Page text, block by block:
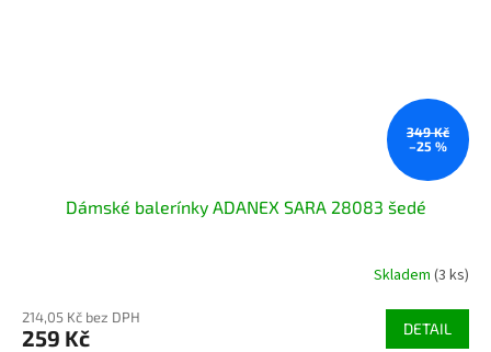
349 Kč
–25 %
Dámské balerínky ADANEX SARA 28083 šedé
Skladem (3 ks)
214,05 Kč bez DPH
259 Kč DETAIL